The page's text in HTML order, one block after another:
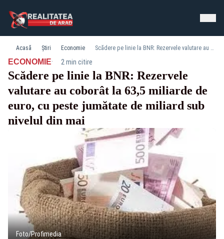
Acasă Știri Economie Scădere pe linie la BNR: Rezervele valutare au coborât la 63,5 miliarde de euro, cu peste jumătate de miliard sub nivelul din mai
ECONOMIE· 2 min citire
Scădere pe linie la BNR: Rezervele
valutare au coborât la 63,5 miliarde de
euro, cu peste jumătate de miliard sub
nivelul din mai
Foto/Profimedia